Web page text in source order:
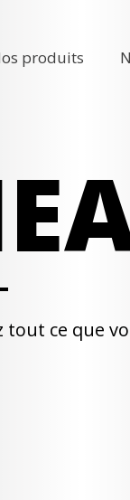
produits
ce que